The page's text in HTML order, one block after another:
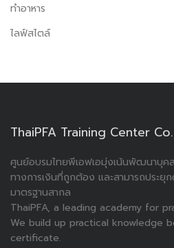
ทำอาหาร
ไลฟ์สไตล์
ThaiPFA Training Center
ศูนย์อบรมไทยพีเอฟเอมุ่งเน้นพัฒนาบุคล
ทางการเงินที่ถูกต้อง และสามารถประยุ
มาตรฐานสากล
ThaiPFA, a leading academy for
We build up practical knowledge
certificate.